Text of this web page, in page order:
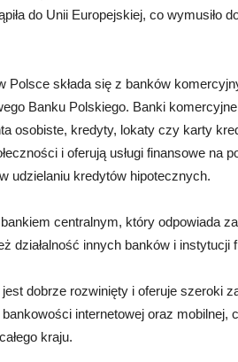
do Unii Europejskiej, co wymusiło
Polsce składa się z banków
Banku Polskiego. Banki
osobiste, kredyty, lokaty czy karty
i oferują usługi finansowe na
udzielaniu kredytów hipotecznych.
centralnym, który odpowiada
działalność innych banków i instytucji
dobrze rozwinięty i oferuje szeroki
internetowej oraz mobilnej,
kraju.